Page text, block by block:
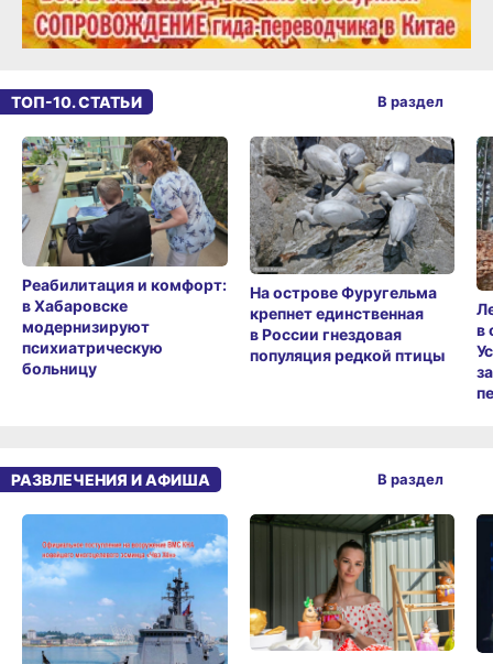
ТОП-10. СТАТЬИ
Реабилитация и комфорт:
в Хабаровске
модернизируют
психиатрическую
больницу
На острове Фуругельма
крепнет единственная
в России гнездовая
популяция редкой птицы
в
В раздел
РАЗВЛЕЧЕНИЯ И АФИША В раздел